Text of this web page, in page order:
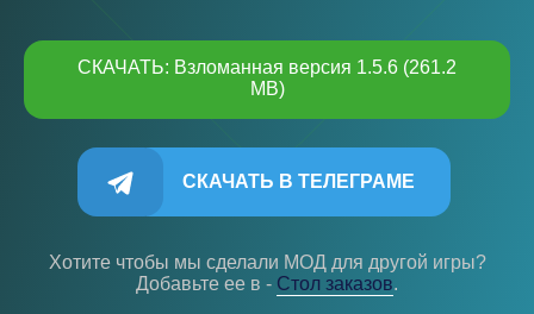
СКАЧАТЬ: Взломанная версия 1.5.6 (261.2
MB)
СКАЧАТЬ В ТЕЛЕГРАМЕ
Хотите чтобы мы сделали МОД для другой игры?
Добавьте ее в - Cтол заказов.